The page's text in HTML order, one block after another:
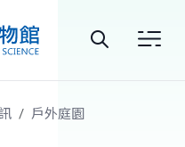
戶外庭園